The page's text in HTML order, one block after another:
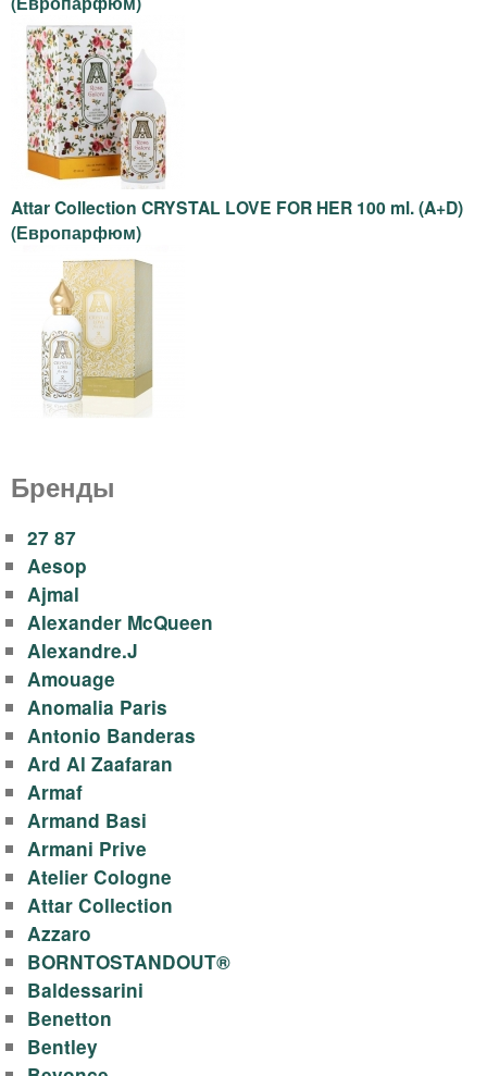
а
т
у
а
л
й
в
о
д
ы
,
д
у
х
о
в
Attar Collection CRYSTAL LOVE FOR HER 100 ml. (A+D)
(Европарфюм)
Бренды
27 87
Aesop
Ajmal
Alexander McQueen
Alexandre.J
Amouage
Anomalia Paris
Antonio Banderas
Ard Al Zaafaran
Armaf
Armand Basi
Armani Prive
Atelier Cologne
Attar Collection
Azzaro
BORNTOSTANDOUT®
Baldessarini
Benetton
Bentley